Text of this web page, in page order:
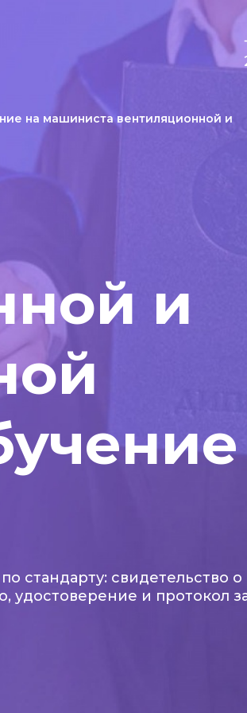
и
стандарту: свидетельство о
удостоверение и протокол
на машиниста вентиляционной и